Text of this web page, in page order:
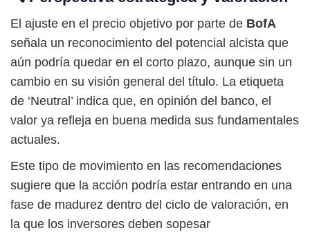
El ajuste en el precio objetivo por parte de BofA
señala un reconocimiento del potencial alcista que
aún podría quedar en el corto plazo, aunque sin un
cambio en su visión general del título. La etiqueta
de ‘Neutral’ indica que, en opinión del banco, el
valor ya refleja en buena medida sus fundamentales
actuales.
Este tipo de movimiento en las recomendaciones
sugiere que la acción podría estar entrando en una
fase de madurez dentro del ciclo de valoración, en
la que los inversores deben sopesar